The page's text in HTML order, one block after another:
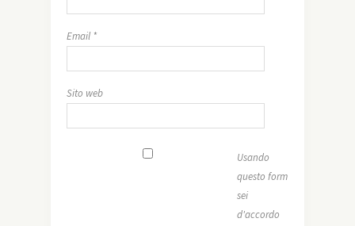
Email *
Sito web
Usando
questo form
sei
d'accordo